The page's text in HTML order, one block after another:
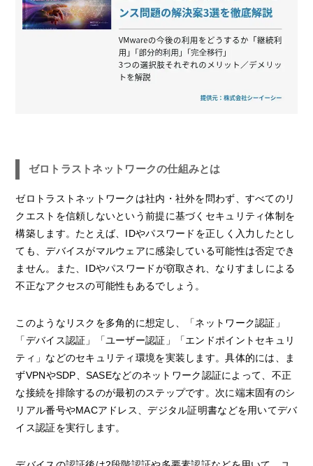
ゼロトラストネットワークの仕組みとは
ゼロトラストネットワークは社内・社外を問わず、すべてのリ
クエストを信頼しないという前提に基づくセキュリティ体制を
構築します。たとえば、IDやパスワードを正しく入力したとし
ても、デバイスがマルウェアに感染している可能性は否定でき
ません。また、IDやパスワードが窃取され、なりすましによる
不正なアクセスの可能性もあるでしょう。
このようなリスクを多角的に想定し、「ネットワーク認証」
「デバイス認証」「ユーザー認証」「エンドポイントセキュリ
ティ」などのセキュリティ環境を実装します。具体的には、ま
ずVPNやSDP、SASEなどのネットワーク認証によって、不正
な接続を排除するのが最初のステップです。次に端末固有のシ
リアル番号やMACアドレス、デジタル証明書などを用いてデバ
イス認証を実行します。